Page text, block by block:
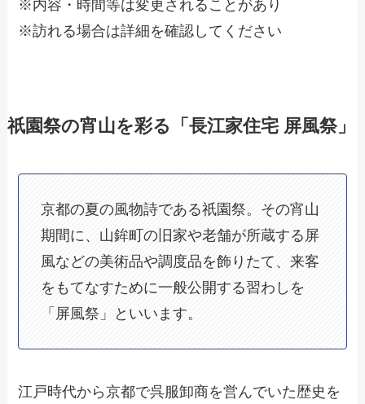
※内容・時間等は変更されることがあり
※訪れる場合は詳細を確認してください
祇園祭の宵山を彩る「長江家住宅 屏風祭」
京都の夏の風物詩である祇園祭。その宵山
期間に、山鉾町の旧家や老舗が所蔵する屏
風などの美術品や調度品を飾りたて、来客
をもてなすために一般公開する習わしを
「屏風祭」といいます。
江戸時代から京都で呉服卸商を営んでいた歴史を